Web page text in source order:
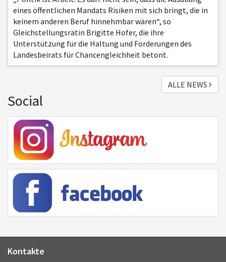
eines öffentlichen Mandats Risiken mit sich bringt, die in
keinem anderen Beruf hinnehmbar wären“, so
Gleichstellungsrätin Brigitte Hofer, die ihre
Unterstützung für die Haltung und Forderungen des
Landesbeirats für Chancengleichheit betont.
ALLE NEWS
Social
Kontakte